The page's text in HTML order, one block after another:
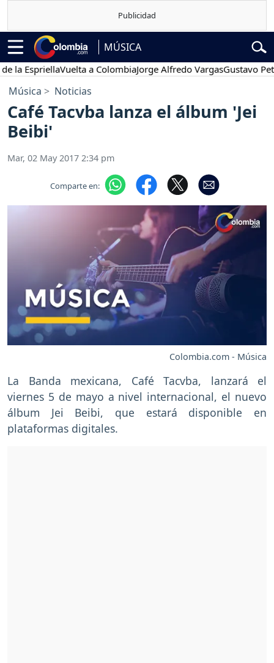
MÚSICA
Vuelta a ColombiaJorge Alfredo VargasGustavo Petro
Música Noticias
Café Tacvba lanza el álbum 'Jei
Beibi'
Mar, 02 May 2017 2:34 pm
Comparte en:
Colombia.com - Música
La Banda mexicana, Café Tacvba, lanzará el
viernes 5 de mayo a nivel internacional, el nuevo
álbum Jei Beibi, que estará disponible en
plataformas digitales.